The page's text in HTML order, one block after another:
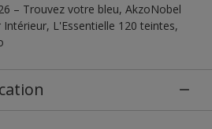
– Trouvez votre bleu, AkzoNobel
L'Essentielle 120 teintes,